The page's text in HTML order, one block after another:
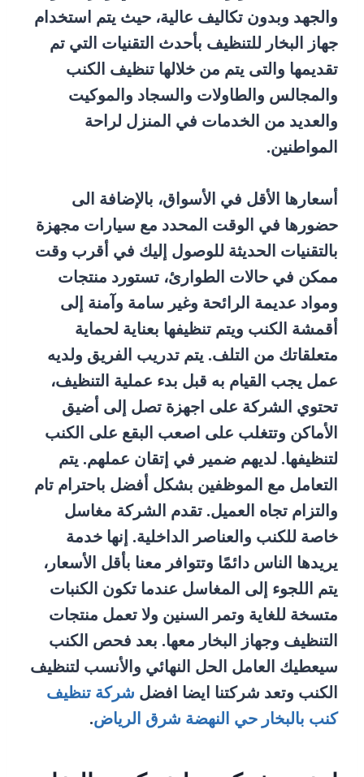
والجهد وبدون تكاليف عالية، حيث يتم استخدام
جهاز البخار للتنظيف بأحدث التقنيات التي تم
تقديمها والتى يتم من خلالها تنظيف الكنب
والمجالس والطاولات والسجاد والموكيت
والعديد من الخدمات في المنزل لراحة
المواطنين.
أسعارها الأقل في الأسواق، بالإضافة الى
حضورها في الوقت المحدد مع سيارات مجهزة
بالتقنيات الحديثة للوصول إليك في أقرب وقت
ممكن في حالات الطوارئ، تستورد منتجات
ومواد عديمة الرائحة وغير سامة وآمنة إلى
أقمشة الكنب ويتم تنظيفها بعناية لحماية
متعلقاتك من التلف. يتم تدريب الفريق ولديه
عمل يجب القيام به قبل بدء عملية التنظيف،
تحتوي الشركة على اجهزة تصل إلى أضيق
الأماكن وتتغلب على اصعب البقع على الكنب
لتنظيفها. لديهم ضمير في إتقان عملهم. يتم
التعامل مع الموظفين بشكل أفضل باحترام تام
والتزام تجاه العميل. تقدم الشركة مغاسل
خاصة للكنب والعناصر الداخلية. إنها خدمة
يريدها الناس دائمًا وتتوافر معنا بأقل الأسعار،
يتم اللجوء إلى المغاسل عندما تكون الكنبات
متسخة للغاية وتمر السنين ولا تعمل منتجات
التنظيف وجهاز البخار معها. بعد فحص الكنب
سيعطيك العامل الحل النهائي والأنسب لتنظيف
الكنب وتعد شركتنا ايضا افضل شركة تنظيف
كنب بالبخار حي النهضة شرق الرياض.